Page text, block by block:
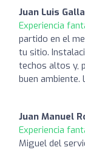
Juan Luis
Experiencia
partido en el
tu sitio.
techos altos y,
buen
Juan Manuel
Experiencia
Miguel del